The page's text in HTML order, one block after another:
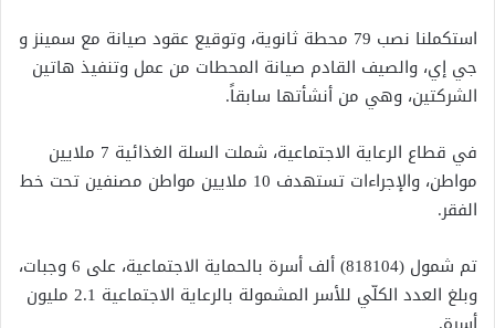
استكملنا نصب 79 محطة ثانوية، وتوقيع عقود صيانة مع سمينز و
جي إي، والصيف القادم صيانة المحطات من عمل وتنفيذ هاتين
الشركتين، وهي من أنشأتها سابقاً.
في قطاع الرعاية الاجتماعية، شملت السلة الغذائية 7 ملايين
مواطن، والإجراءات تستهدف 10 ملايين مواطن مصنفين تحت خط
الفقر.
تم شمول (818104) ألف أسرة بالحماية الاجتماعية، على 6 وجبات،
وبلغ العدد الكلّي للأسر المشمولة بالرعاية الاجتماعية 2.1 مليون